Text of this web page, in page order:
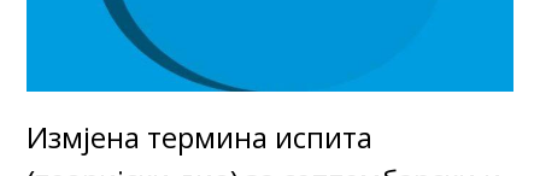
Измјена термина испита